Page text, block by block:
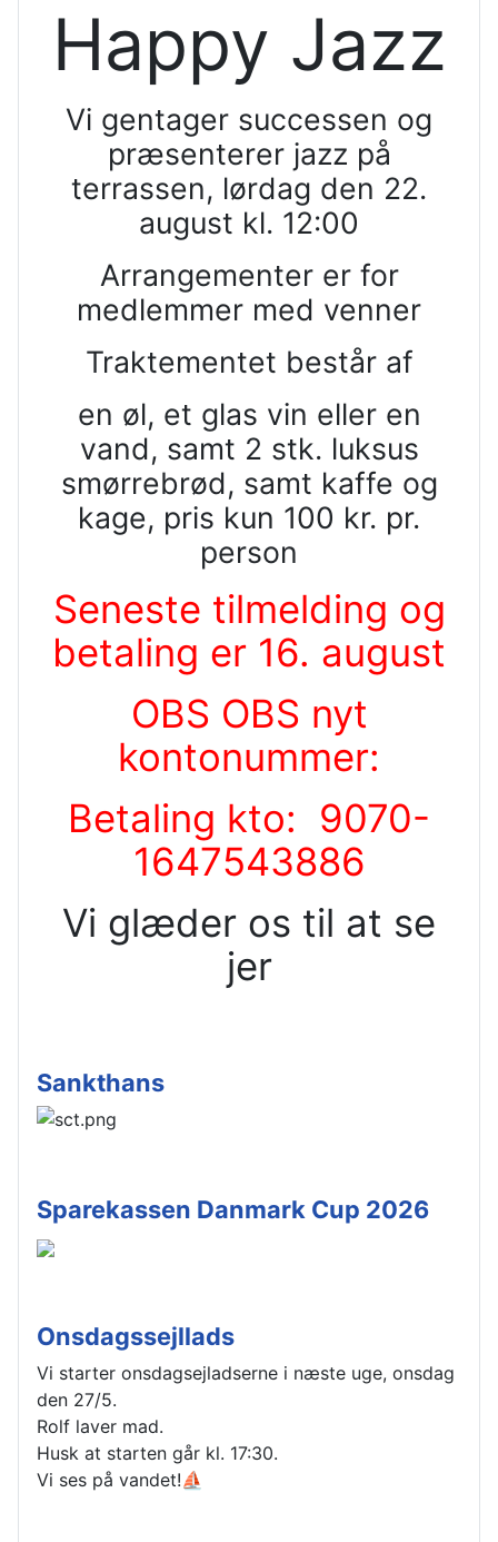
Happy Jazz
Vi gentager successen og
præsenterer jazz på
terrassen, lørdag den 22.
august kl. 12:00
Arrangementer er for
medlemmer med venner
Traktementet består af
en øl, et glas vin eller en
vand, samt 2 stk. luksus
smørrebrød, samt kaffe og
kage, pris kun 100 kr. pr.
person
Seneste tilmelding og
betaling er 16. august
OBS OBS nyt
kontonummer:
Betaling kto: 9070-
1647543886
Vi glæder os til at se
jer
Sankthans
Sparekassen Danmark Cup 2026
Onsdagssejllads
Vi starter onsdagsejladserne i næste uge, onsdag
den 27/5.
Rolf laver mad.
Husk at starten går kl. 17:30.
Vi ses på vandet!⛵